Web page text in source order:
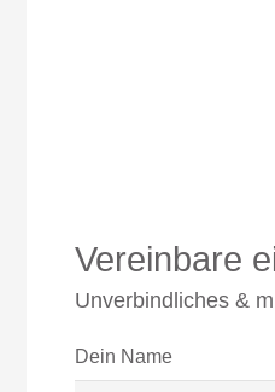
Vereinbare
Unverbindliches &
Dein Name